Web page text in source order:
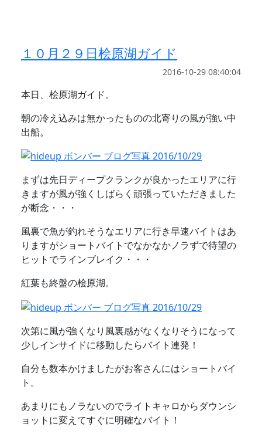
１０月２９日桧原湖ガイド
2016-10-29 08:40:04
本日、桧原湖ガイド。
朝の冷え込みは無かったものの北寄りの風が強い中
出船。
まずは先日ディープクランクが良かったエリアに行
きますが風が強くしばらく頑張っていただきました
が断念・・・
風裏で魚が釣れそうなエリアに行き早速バイトはあ
りますがショートバイトでなかなかノラずで待望の
ヒットでラインブレイク・・・
紅葉も終盤の桧原湖。
次第に風が強くなり風裏感がなくなりそうになって
少しインサイドに移動したらバイト連発！
自分も数本かけましたがお客さんにはショートバイ
ト。
あまりにもノラないのでライトキャロからダウンシ
ョットに変えてすぐに明確なバイト！